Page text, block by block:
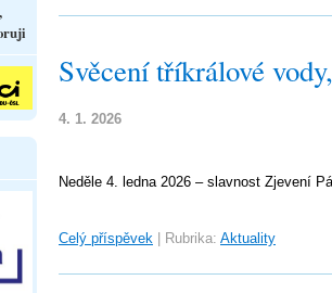
Svěcení tříkrálové
4. 1. 2026
Neděle 4. ledna 2026 – slavnost Zjevení
Celý příspěvek Rubrika: Aktuality